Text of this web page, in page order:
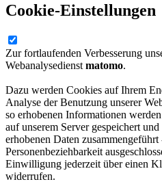
Cookie-Einstellungen
Zur fortlaufenden Verbesserung
Webanalysedienst matomo.
Dazu werden Cookies auf Ihrem
Analyse der Benutzung unserer
so erhobenen Informationen
auf unserem Server gespeichert
erhobenen Daten
Personenbeziehbarkeit
Einwilligung jederzeit über einen
widerrufen.